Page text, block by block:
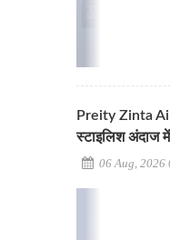
Preity Zinta
स्टाइलिश अंदाज में
06 Aug, 2026